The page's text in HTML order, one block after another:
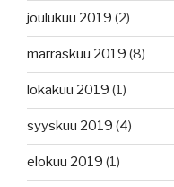
joulukuu 2019 (2)
marraskuu 2019 (8)
lokakuu 2019 (1)
syyskuu 2019 (4)
elokuu 2019 (1)